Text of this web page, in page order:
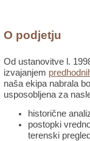
O podjetju
Od ustanovitve l.
izvajanjem
naša ekipa nabrala
usposobljena za
historične
postopki
terenski